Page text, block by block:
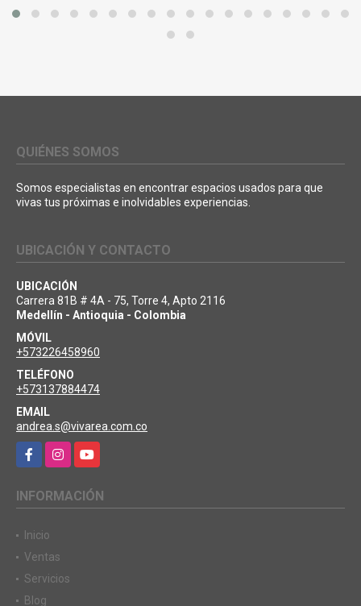
QUIÉNES SOMOS
Somos especialistas en encontrar espacios usados para que
vivas tus próximas e inolvidables experiencias.
UBICACIÓN
Carrera 81B # 4A - 75, Torre 4, Apto 2116
Medellín - Antioquia - Colombia
MÓVIL
+573226458960
TELÉFONO
+573137884474
EMAIL
andrea.s@vivarea.com.co
FacebookInstagram
YouTube
Inicio
Ventas
Servicios